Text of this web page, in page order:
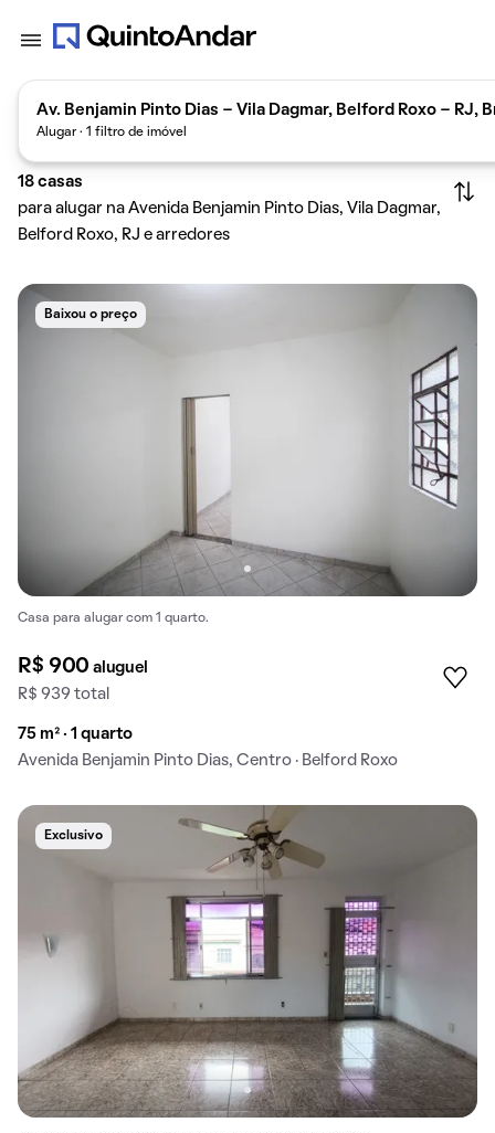
Av. Benjamin Pinto Dias - Vila Dagmar, Belford Roxo - RJ,
Alugar · 1 filtro de imóvel
18 casas
para alugar na Avenida Benjamin Pinto Dias, Vila Dagmar,
Belford Roxo, RJ e arredores
Baixou o preço
Casa para alugar com 1 quarto.
R$ 900aluguel
R$ 939 total
75 m² · 1 quarto
Avenida Benjamin Pinto Dias, Centro · Belford Roxo
Exclusivo